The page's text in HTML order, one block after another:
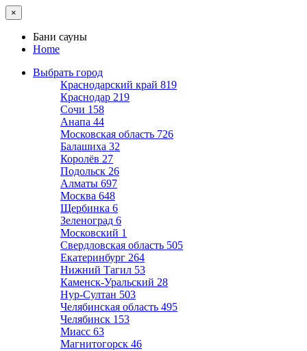
×
Бани сауны
Home
Выбрать город
Краснодарский край 819
Краснодар 219
Сочи 158
Анапа 44
Московская область 726
Балашиха 32
Королёв 27
Подольск 26
Алматы 697
Москва 648
Щербинка 6
Зеленоград 6
Московский 1
Свердловская область 505
Екатеринбург 264
Нижний Тагил 53
Каменск-Уральский 28
Нур-Султан 503
Челябинская область 495
Челябинск 153
Миасс 63
Магнитогорск 46